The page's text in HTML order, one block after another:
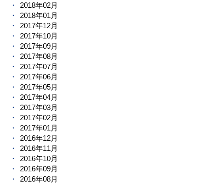
2018年02月
2018年01月
2017年12月
2017年10月
2017年09月
2017年08月
2017年07月
2017年06月
2017年05月
2017年04月
2017年03月
2017年02月
2017年01月
2016年12月
2016年11月
2016年10月
2016年09月
2016年08月